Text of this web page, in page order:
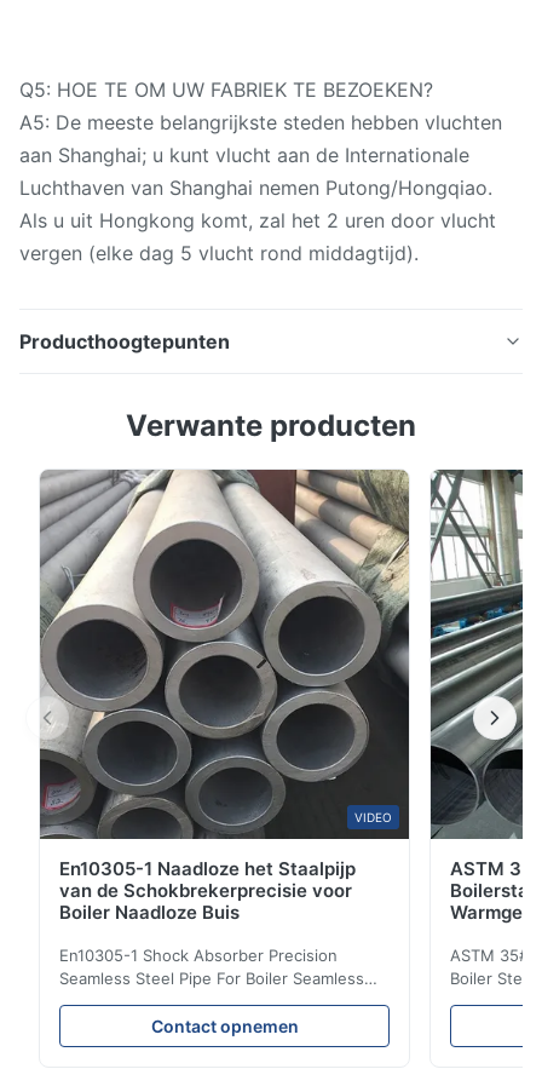
Q5: HOE TE OM UW FABRIEK TE BEZOEKEN?
A5: De meeste belangrijkste steden hebben vluchten
aan Shanghai; u kunt vlucht aan de Internationale
Luchthaven van Shanghai nemen Putong/Hongqiao.
Als u uit Hongkong komt, zal het 2 uren door vlucht
vergen (elke dag 5 vlucht rond middagtijd).
Producthoogtepunten
Vormbeëindigen voor Loodgieterswerk Haarvat Sinds
productie van roestvrij staalpijp geweest,
koolstofstaalpijp, gegalvaniseerde pijp, koperpijp en
andere high-end pijpproducten. Wij verlenen altijd de
Verwante producten
VIDEO
En10305-1 Naadloze het Staalpijp
van de Schokbrekerprecisie voor
Boiler Naadloze Buis
En10305-1 Shock Absorber Precision
Seamless Steel Pipe For Boiler Seamless
Tube Seamless Precision steel tubes To be
used in hydraulic system, automobile and
precision machinery parts for cars and
Contact opnemen
ASTM
ASTM 35#
Boiler Steel
Lehgth Its